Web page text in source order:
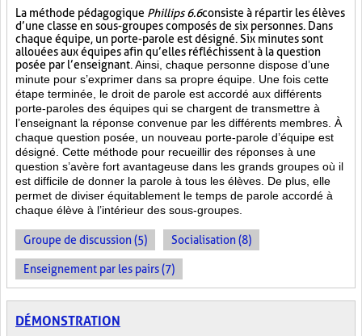
La méthode pédagogique Phillips 6.6consiste à répartir les élèves
d’une classe en sous-groupes composés de six personnes. Dans
chaque équipe, un porte-parole est désigné. Six minutes sont
allouées aux équipes afin qu’elles réfléchissent à la question
posée par l’enseignant. Ainsi, chaque personne dispose d’une
minute pour s’exprimer dans sa propre équipe. Une fois cette
étape terminée, le droit de parole est accordé aux différents
porte-paroles des équipes qui se chargent de transmettre à
l’enseignant la réponse convenue par les différents membres. À
chaque question posée, un nouveau porte-parole d’équipe est
désigné. Cette méthode pour recueillir des réponses à une
question s’avère fort avantageuse dans les grands groupes où il
est difficile de donner la parole à tous les élèves. De plus, elle
permet de diviser équitablement le temps de parole accordé à
chaque élève à l’intérieur des sous-groupes.
Groupe de discussion (5) Socialisation (8)
Enseignement par les pairs (7)
DÉMONSTRATION